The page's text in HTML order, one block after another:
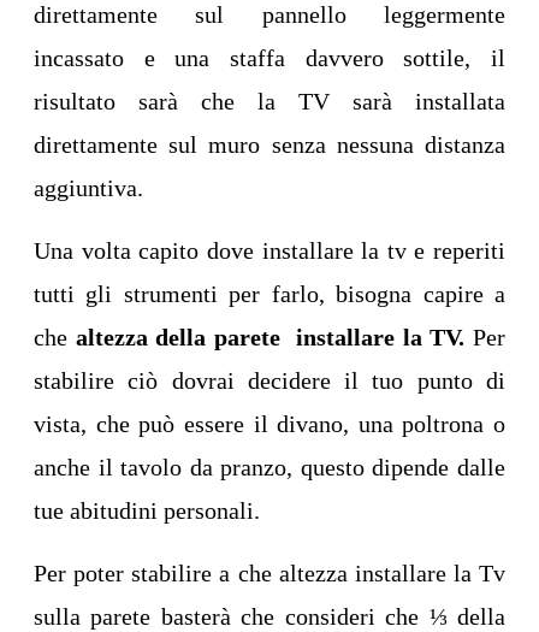
direttamente sul pannello leggermente
incassato e una staffa davvero sottile, il
risultato sarà che la TV sarà installata
direttamente sul muro senza nessuna distanza
aggiuntiva.
Una volta capito dove installare la tv e reperiti
tutti gli strumenti per farlo, bisogna capire a
che altezza della parete installare la TV. Per
stabilire ciò dovrai decidere il tuo punto di
vista, che può essere il divano, una poltrona o
anche il tavolo da pranzo, questo dipende dalle
tue abitudini personali.
Per poter stabilire a che altezza installare la Tv
sulla parete basterà che consideri che ⅓ della